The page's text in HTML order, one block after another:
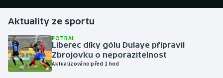
Dostihy
Florbal
Futsal
Aktuality ze sportu
FOTBAL
Liberec díky gólu Dulaye připravil
Zbrojovku o neporazitelnost
Aktualizováno před 1 hod